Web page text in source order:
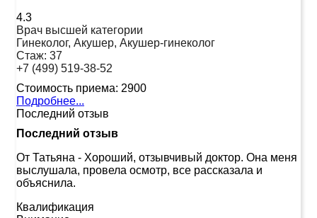
4.3
Врач высшей категории
Гинеколог, Акушер, Акушер-гинеколог
Стаж: 37
+7 (499) 519-38-52
Стоимость приема: 2900
Подробнее...
Последний отзыв
Последний отзыв
От Татьяна - Хороший, отзывчивый доктор. Она меня
выслушала, провела осмотр, все рассказала и
объяснила.
Квалификация